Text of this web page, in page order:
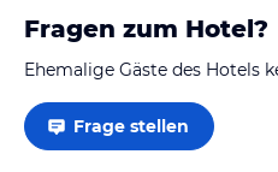
Fragen zum Hotel?
Ehemalige Gäste des Hotels
Frage stellen